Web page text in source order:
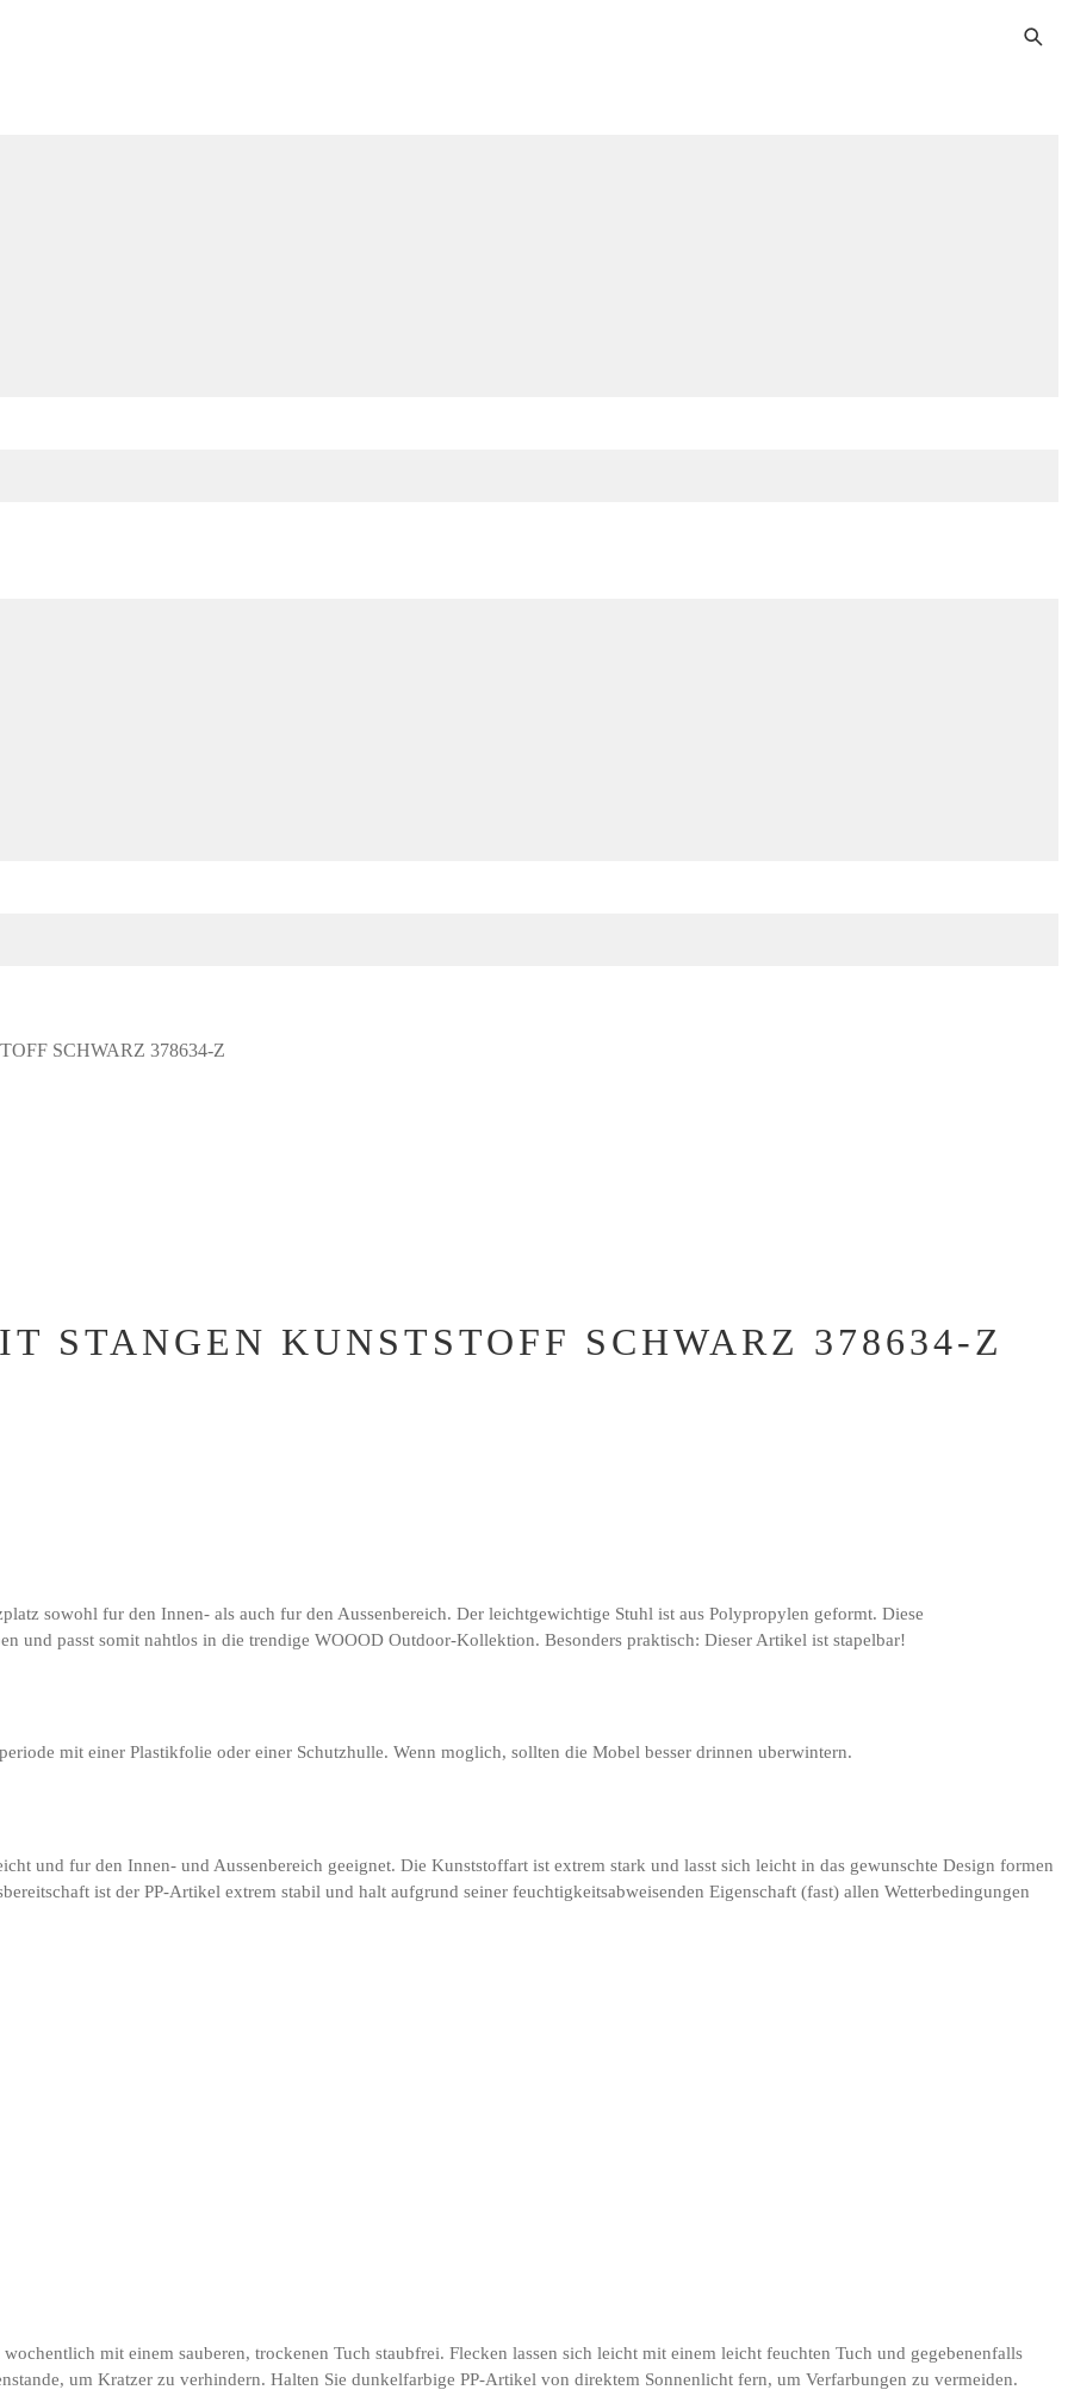
SCHWARZ 378634-Z
STANGEN KUNSTSTOFF SCHWARZ 378634-Z
sowohl fur den Innen- als auch fur den Aussenbereich. Der leichtgewichtige Stuhl ist aus Polypropylen geformt. Diese
und passt somit nahtlos in die trendige WOOOD Outdoor-Kollektion. Besonders praktisch: Dieser Artikel ist stapelbar!
mit einer Plastikfolie oder einer Schutzhulle. Wenn moglich, sollten die Mobel besser drinnen uberwintern.
und fur den Innen- und Aussenbereich geeignet. Die Kunststoffart ist extrem stark und lasst sich leicht in das gewunschte Design formen
ist der PP-Artikel extrem stabil und halt aufgrund seiner feuchtigkeitsabweisenden Eigenschaft (fast) allen Wetterbedingungen
mit einem sauberen, trockenen Tuch staubfrei. Flecken lassen sich leicht mit einem leicht feuchten Tuch und gegebenenfalls
um Kratzer zu verhindern. Halten Sie dunkelfarbige PP-Artikel von direktem Sonnenlicht fern, um Verfarbungen zu vermeiden.